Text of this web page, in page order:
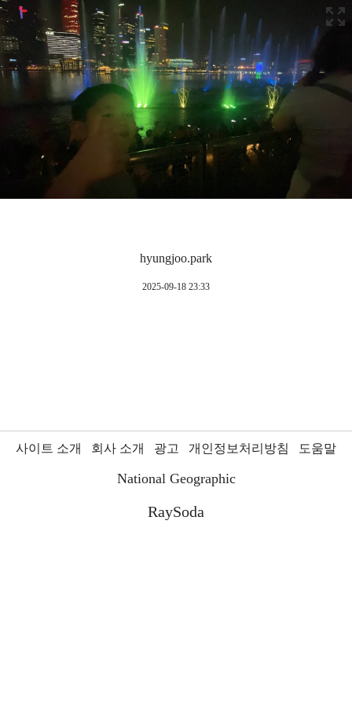
hyungjoo.park
2025-09-18 23:33
사이트 소개 회사 소개 광고 개인정보처리방침 도움말
National Geographic
RaySoda